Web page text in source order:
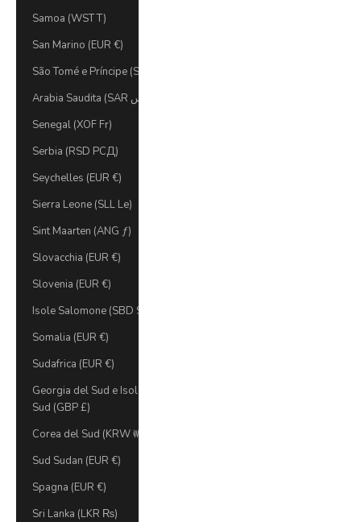
Samoa (WST T)
San Marino (EUR €)
São Tomé e Príncipe (STD Db)
Senegal (XOF Fr)
Serbia (RSD РСД)
Seychelles (EUR €)
Sierra Leone (SLL Le)
Sint Maarten (ANG ƒ)
Slovacchia (EUR €)
Slovenia (EUR €)
Isole Salomone (SBD $)
Somalia (EUR €)
Sudafrica (EUR €)
Georgia del Sud e Isole Sandwich del
Sud (GBP £)
Corea del Sud (KRW ₩)
Sud Sudan (EUR €)
Spagna (EUR €)
Sri Lanka (LKR ₨)